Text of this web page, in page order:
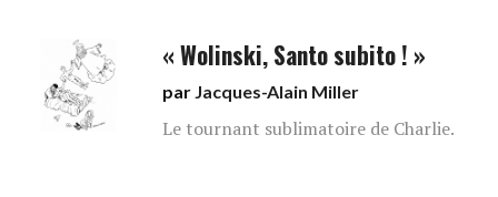
« Wolinski, Santo subito ! »
par Jacques-Alain Miller
Le tournant sublimatoire de Charlie.